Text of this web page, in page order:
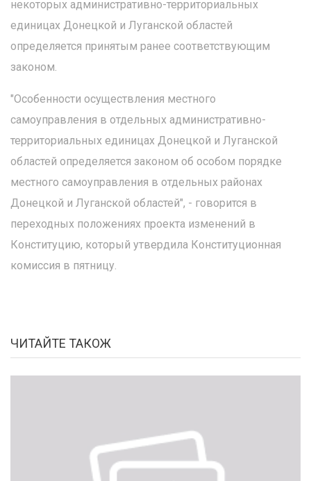
некоторых административно-территориальных
единицах Донецкой и Луганской областей
определяется принятым ранее соответствующим
законом.
"Особенности осуществления местного
самоуправления в отдельных административно-
территориальных единицах Донецкой и Луганской
областей определяется законом об особом порядке
местного самоуправления в отдельных районах
Донецкой и Луганской областей", - говорится в
переходных положениях проекта изменений в
Конституцию, который утвердила Конституционная
комиссия в пятницу.
ЧИТАЙТЕ ТАКОЖ